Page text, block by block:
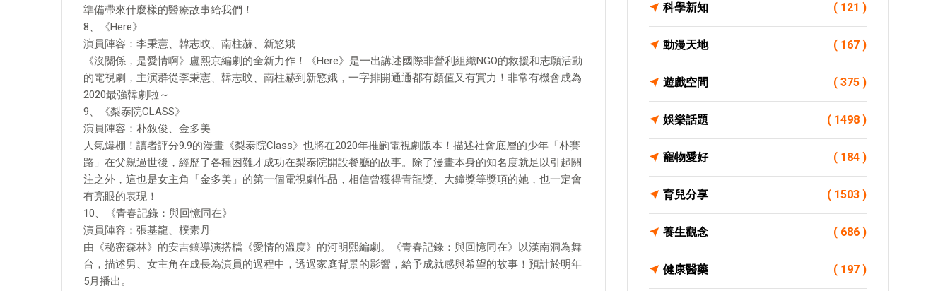
準備帶來什麼樣的醫療故事給我們！
8、《Here》
演員陣容：李秉憲、韓志旼、南柱赫、新慜娥
《沒關係，是愛情啊》盧熙京編劇的全新力作！《Here》是一出講述國際非營利組織NGO的救援和志願活動
的電視劇，主演群從李秉憲、韓志旼、南柱赫到新慜娥，一字排開通通都有顏值又有實力！非常有機會成為
2020最強韓劇啦～
9、《梨泰院CLASS》
演員陣容：朴敘俊、金多美
人氣爆棚！讀者評分9.9的漫畫《梨泰院Class》也將在2020年推齣電視劇版本！描述社會底層的少年「朴賽
路」在父親過世後，經歷了各種困難才成功在梨泰院開設餐廳的故事。除了漫畫本身的知名度就足以引起關
注之外，這也是女主角「金多美」的第一個電視劇作品，相信曾獲得青龍獎、大鐘獎等獎項的她，也一定會
有亮眼的表現！
10、《青春記錄：與回憶同在》
演員陣容：張基龍、樸素丹
由《秘密森林》的安吉鎬導演搭檔《愛情的溫度》的河明熙編劇。《青春記錄：與回憶同在》以漢南洞為舞
台，描述男、女主角在成長為演員的過程中，透過家庭背景的影響，給予成就感與希望的故事！預計於明年
5月播出。
科學新知 ( 121 )
動漫天地 ( 167 )
遊戲空間 ( 375 )
娛樂話題 ( 1498 )
寵物愛好 ( 184 )
育兒分享 ( 1503 )
養生觀念 ( 686 )
健康醫藥 ( 197 )